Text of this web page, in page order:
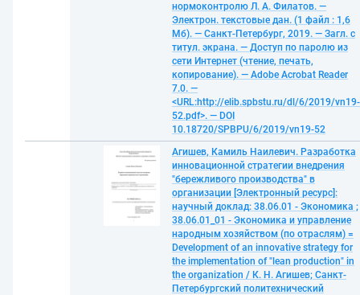
нормоконтролю Л. А. Филатов. —
Электрон. текстовые дан. (1 файл : 1,6
Мб). — Санкт-Петербург, 2019. — Загл. с
титул. экрана. — Доступ по паролю из
сети Интернет (чтение, печать,
копирование). — Adobe Acrobat Reader
7.0. —
<URL:http://elib.spbstu.ru/dl/6/2019/vn19-
52.pdf>. — DOI
10.18720/SPBPU/6/2019/vn19-52
Агишев, Камиль Наилевич. Разработка
инновационной стратегии внедрения
"бережливого производства" в
организации [Электронный ресурс]:
научный доклад: 38.06.01 - Экономика ;
38.06.01_01 - Экономика и управление
народным хозяйством (по отраслям) =
Development of an innovative strategy for
the implementation of "lean production" in
the organization / К. Н. Агишев; Санкт-
Петербургский политехнический